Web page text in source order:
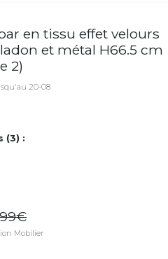
en tissu effet velours
et métal H66.5 cm
2)
20-08
(3) :
Mobilier